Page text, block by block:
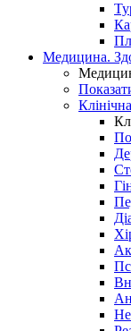
Медицина.